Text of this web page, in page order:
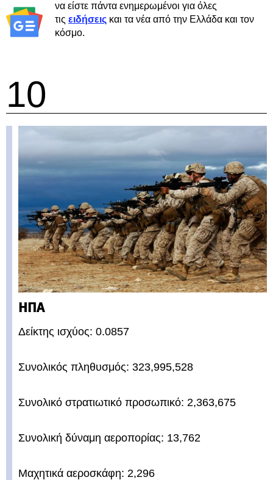
να είστε πάντα ενημερωμένοι για όλες
τις ειδήσεις και τα νέα από την Ελλάδα και τον
κόσμο.
10
ΗΠΑ
Δείκτης ισχύος: 0.0857
Συνολικός πληθυσμός: 323,995,528
Συνολικό στρατιωτικό προσωπικό: 2,363,675
Συνολική δύναμη αεροπορίας: 13,762
Μαχητικά αεροσκάφη: 2,296